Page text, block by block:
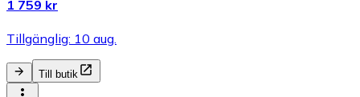
1 759 kr
Tillgänglig: 10 aug.
Till butik